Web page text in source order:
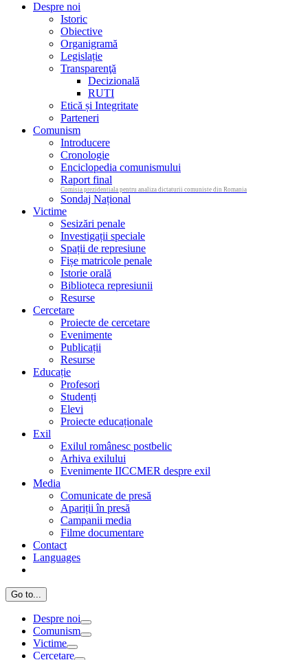
Despre noi
Istoric
Obiective
Organigramă
Legislație
Transparenţă
Decizională
RUTI
Etică și Integritate
Parteneri
Comunism
Introducere
Cronologie
Enciclopedia comunismului
Raport final
Comisia prezidentiala pentru analiza dictaturii comuniste din Romania
Sondaj Național
Victime
Sesizări penale
Investigații speciale
Spații de represiune
Fișe matricole penale
Istorie orală
Biblioteca represiunii
Resurse
Cercetare
Proiecte de cercetare
Evenimente
Publicații
Resurse
Educație
Profesori
Studenți
Elevi
Proiecte educaționale
Exil
Exilul românesc postbelic
Arhiva exilului
Evenimente IICCMER despre exil
Media
Comunicate de presă
Apariții în presă
Campanii media
Filme documentare
Contact
Languages
Go to...
Despre noi
Comunism
Victime
Cercetare